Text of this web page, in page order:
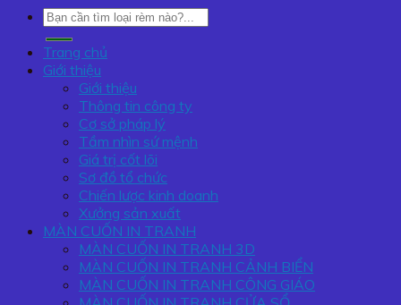
Tìm
kiếm:
Trang chủ
Giới thiệu
Giới thiệu
Thông tin công ty
Cơ sở pháp lý
Tầm nhìn sứ mệnh
Giá trị cốt lõi
Sơ đồ tổ chức
Chiến lược kinh doanh
Xưởng sản xuất
MÀN CUỐN IN TRANH
MÀN CUỐN IN TRANH 3D
MÀN CUỐN IN TRANH CẢNH BIỂN
MÀN CUỐN IN TRANH CÔNG GIÁO